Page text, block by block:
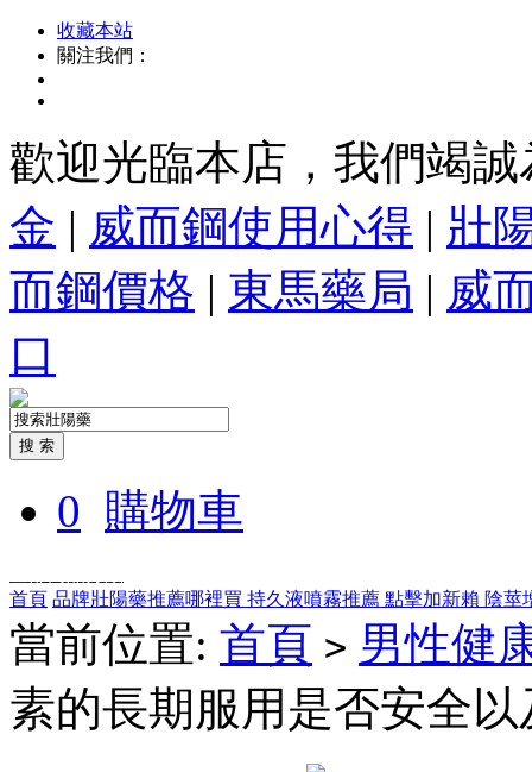
收藏本站
關注我們：
歡迎光臨本店，我們竭
金 | 威而鋼使用心得 | 壯
而鋼價格 | 東馬藥局 | 威
口
0 購物車
首頁 品牌壯陽藥推薦哪裡買 持久液噴霧推薦 點擊加新賴 陰莖
當前位置: 首頁 > 男性健
素的長期服用是否安全